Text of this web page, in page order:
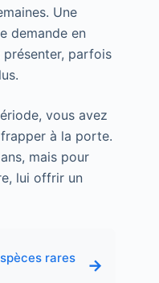
Une
demande en
parfois
vous avez
à la porte.
mais pour
lui offrir un
rares
→